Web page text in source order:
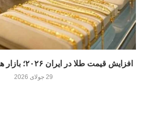
افزایش قیمت طلا در ایران ۲۰۲۶؛ بازار همچنان صعودی است
29 جولای 2026